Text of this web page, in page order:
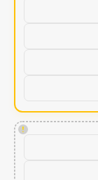
!